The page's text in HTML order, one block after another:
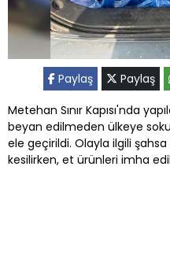
Paylaş Paylaş
Metehan Sınır Kapısı'nda
beyan edilmeden ülkeye
ele geçirildi. Olayla ilgili
kesilirken, et ürünleri imha